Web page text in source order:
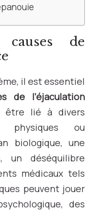
causes de
il est essentiel
de l’éjaculation
être lié à divers
physiques ou
biologique, une
un déséquilibre
médicaux tels
peuvent jouer
des